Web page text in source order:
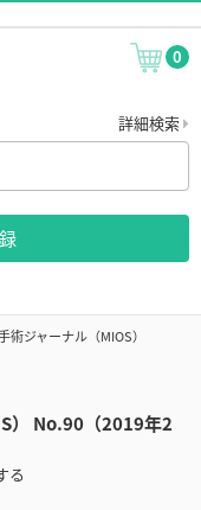
0
詳細検索
術ジャーナル（MIOS）
） No.90（2019年2
る